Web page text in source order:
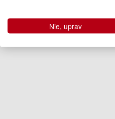
Nie, uprav